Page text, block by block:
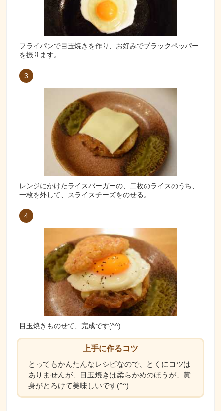
フライパンで目玉焼きを作り、お好みでブラックペッパー
を振ります。
3
レンジにかけたライスバーガーの、二枚のライスのうち、
一枚を外して、スライスチーズをのせる。
4
目玉焼きものせて、完成です(^^)
上手に作るコツ
とってもかんたんなレシピなので、とくにコツは
ありませんが、目玉焼きは柔らかめのほうが、黄
身がとろけて美味しいです(^^)